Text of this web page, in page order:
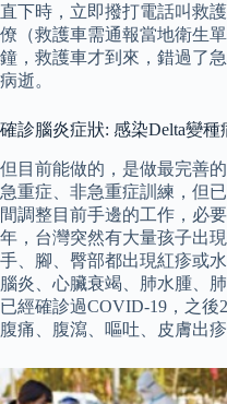
直下時，立即撥打電話叫救
僚（救護車需通報當地衛生
鐘，救護車才到來，錯過了
病逝。
確診腦炎症狀: 感染Delta變
但目前能做的，是做最完善
急重症、非急重症訓練，但
間調整目前手邊的工作，必
年，台灣突然有大量孩子出
手、腳、臀部都出現紅疹或
腦炎、心臟衰竭、肺水腫、
已經確診過COVID-19，之後
腹痛、腹瀉、嘔吐、皮膚出